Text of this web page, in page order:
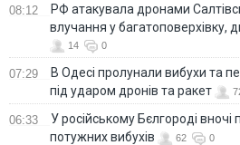
08:12
РФ атакувала дронами
влучання у багатоповерхівку,
14 0
07:29
В Одесі пролунали вибухи та
під ударом дронів та ракет
06:33
У російському Бєлгороді вночі
потужних вибухів
62 0